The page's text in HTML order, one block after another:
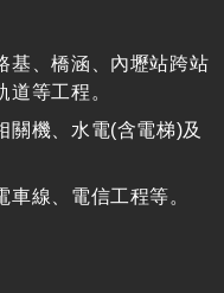
基、橋涵、內壢站跨站
等工程。
關機、水電(含電梯)及
線、電信工程等。